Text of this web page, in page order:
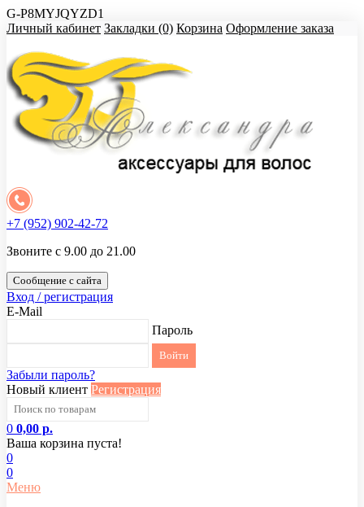
G-P8MYJQYZD1
Личный кабинет Закладки (0) Корзина Оформление заказа
+7 (952) 902-42-72
Звоните с 9.00 до 21.00
Сообщение с сайта
Вход / регистрация
E-Mail
Пароль
Забыли пароль?
Новый клиент Регистрация
0 0,00 р.
Ваша корзина пуста!
0
0
Меню